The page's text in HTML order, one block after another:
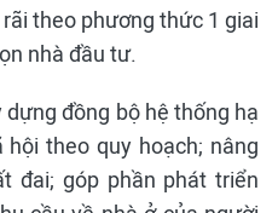
theo phương thức 1 giai
nhà đầu tư.
đồng bộ hệ thống hạ
theo quy hoạch; nâng
đai; góp phần phát triển